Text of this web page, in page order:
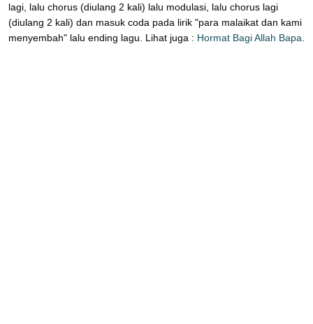
lagi, lalu chorus (diulang 2 kali) lalu modulasi, lalu chorus lagi
(diulang 2 kali) dan masuk coda pada lirik "para malaikat dan kami
menyembah" lalu ending lagu. Lihat juga : Hormat Bagi Allah Bapa